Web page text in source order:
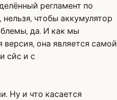
регламент по
чтобы аккумулятор
да. И как мы
она является самой
сйс и с
Ну и что касается